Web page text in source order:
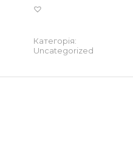
Категорія:
Uncategorized